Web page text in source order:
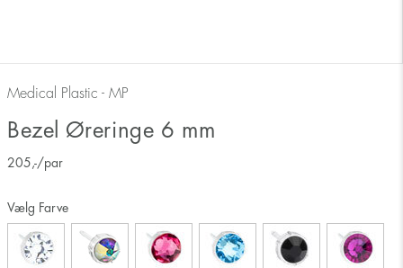
Medical Plastic - MP
Bezel Øreringe 6 mm
205 ,-/par
Vælg Farve